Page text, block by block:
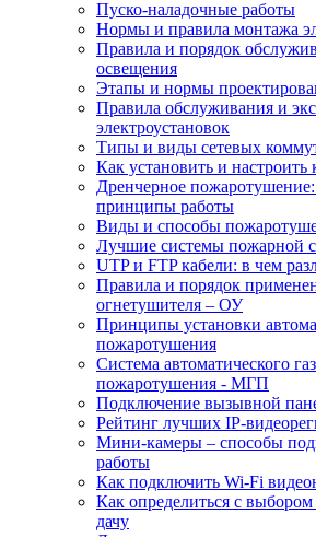
Пуско-наладочные работы
Нормы и правила монтажа
Правила и порядок
освещения
Этапы и нормы
Правила обслуживания и
электроустановок
Типы и виды сетевых
Как установить и настроить
Дренчерное
принципы работы
Виды и способы
Лучшие системы пожарной
UTP и FTP кабели: в чем
Правила и порядок
огнетушителя – ОУ
Принципы установки
пожаротушения
Система автоматического
пожаротушения - МГП
Подключение вызывной
Рейтинг лучших IP-
Мини-камеры – способы
работы
Как подключить Wi-Fi
Как определиться с
дачу